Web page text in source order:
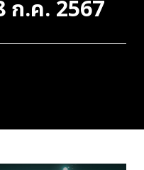
ก.ค. 2567